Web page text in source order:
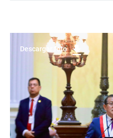
Descargar foto